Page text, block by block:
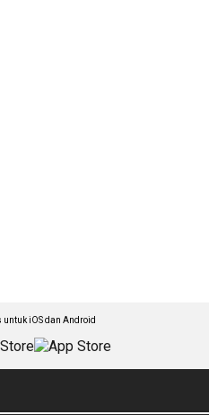
iOS dan Android